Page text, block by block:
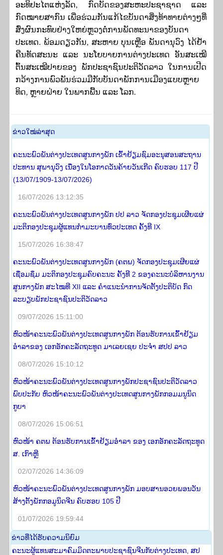
ອະທິປະໄຕແຫ່ງລັດ, ກົດບັດຂອງສະຫະປະຊາຊາດ ແລະ
ກົດໝາຍສາກົນ ເພື່ອຮ່ວມກັນແກ້ໄຂບັນດາສິ່ງທ້າທາຍຕ່າງໆທີ່
ສົ່ງຜົນກະທົບຢ່າງໃຫຍ່ຫຼວງຕໍ່ການພັດທະນາຂອງບັນດາ
ປະເທດ. ພ້ອມດຽວກັນ, ສະຫາຍ ບຸນເຫຼືອ ພັນດານຸວົງ ໄດ້ຢ້ຳ
ຄືນທັດສະນະ ແລະ ນະໂຍບາຍການຕ່າງປະເທດ ອັນສະເໝີ
ຕົ້ນສະເໝີປາຍຂອງ ພັກປະຊາຊົນປະຕິວັດລາວ ໃນການເປີດ
ກວ້າງການພົວພັນຮ່ວມມືກັບບັນດາພັກການເມືອງແບບຫຼາຍ
ທິດ, ຫຼາຍຝ່າຍ ໃນພາກພື້ນ ແລະ ໂລກ.
​ຂ່າວ​ໃໝ່​ລ່າ​ສຸດ
ຄະນະພົວພັນຕ່າງປະເທດສູນກາງພັກ ເຂົ້າຢ້ຽມຊົມອະນຸສອນສະຖານ
ປະທານ ສຸພານຸວົງ ເນື່ອງໃນໂອກາດວັນຄ້າຍວັນເກີດ ຄົບຮອບ 117 ປີ
(13/07/1909-13/07/2026)
16/07/2026 13:12:35
ຄະນະພົວພັນຕ່າງປະເທດສູນກາງພັກ ປປ ລາວ ຈັດກອງປະຊຸມເຜີຍແຜ່
ມະຕິກອງປະຊຸມຜູ້ແທນກຳມະບານທົ່ວປະເທດ ຄັ້ງທີ IX
15/07/2026 16:38:47
ຄະນະພົວພັນຕ່າງປະເທດສູນກາງພັກ (ຄຕພ) ຈັດກອງປະຊຸມເຜີຍແຜ່
ເຊື່ອມຊຶມ ມະຕິກອງປະຊຸມຄົບຄະນະ ຄັ້ງທີ 2 ຂອງຄະນະບໍລິຫານງານ
ສູນກາງພັກ ສະໄໝທີ XII ແລະ ຄໍາແນະນໍາການຈັດຕັ້ງປະຕິບັດ ກົດ
ລະບຽບພັກປະຊາຊົນປະຕິວັດລາວ
09/07/2026 15:11:00
ຫົວໜ້າຄະນະພົວພັນຕ່າງປະເທດສູນກາງພັກ ຕ້ອນຮັບການເຂົ້າຢ້ຽມ
ອຳລາຂອງ ເອກອັກຄະລັດຖະທູດ ມາເລຍເຊຍ ປະຈຳ ສປປ ລາວ
08/07/2026 15:10:12
ຫົວໜ້າຄະນະພົວພັນຕ່າງປະເທດສູນກາງພັກປະຊາຊົນປະຕິວັດລາວ
ພົບປະກັບ ຫົວໜ້າຄະນະພົວພັນຕ່າງປະເທດສູນກາງພັກກອມມນູນິດ
ກູບາ
08/07/2026 15:06:51
ຫົວໜ້າ ຄຕພ ຕ້ອນຮັບການເຂົ້າຢ້ຽມອໍາລາ ຂອງ ເອກອັກຄະລັດຖະທູດ
ສ. ເກົາຫຼີ
02/07/2026 14:36:09
ຫົວໜ້າຄະນະພົວພັນຕ່າງປະເທດສູນກາງພັກ ມອບສານອວຍພອນວັນ
ສ້າງຕັ້ງພັກກອມູນິດຈີນ ຄົບຮອບ 105 ປີ
01/07/2026 19:59:44
​ຂ່າວ​ທີ່​ໄດ້​ຮັບ​ຄວາມ​ນິ​ຍົມ
ຄະນະຜູ້ແທນສະມາຄົມມິດຕະພາບປະຊາຊົນຈີນກັບຕ່າງປະເທດ, ສປ